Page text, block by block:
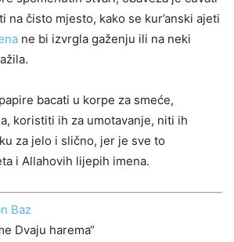
na čisto mjesto, kako se kur’anski ajeti
ne bi izvrgla gaženju ili na neki
bacati u korpe za smeće,
koristiti ih za umotavanje, niti ih
za jelo i slično, jer je sve to
i Allahovih lijepih imena.
Baz
Dvaju harema“